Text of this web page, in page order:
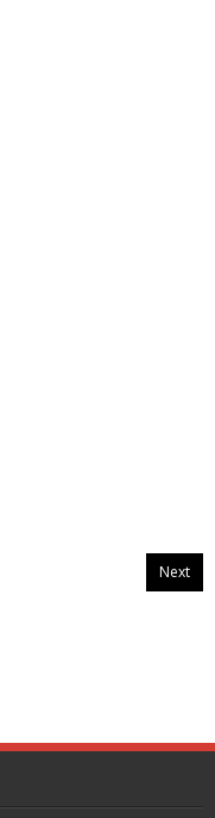
Next